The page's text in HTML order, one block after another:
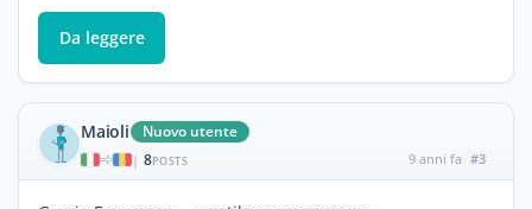
Da leggere
Maioli Nuovo utente
| 8POSTS 9 anni fa #3